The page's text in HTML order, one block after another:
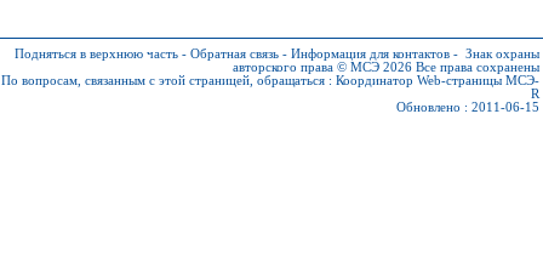
Подняться в верхнюю часть - Обратная связь - Информация для контактов - Знак охраны
авторского права © МСЭ 2026 Все права сохранены
По вопросам, связанным с этой страницей, обращаться : Координатор Web-страницы МСЭ-
R
Обновлено : 2011-06-15